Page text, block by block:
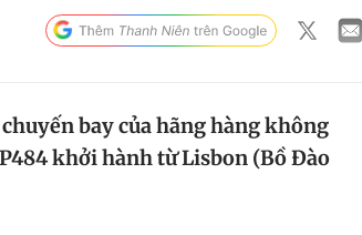
bay của hãng hàng không
khởi hành từ Lisbon (Bồ Đào